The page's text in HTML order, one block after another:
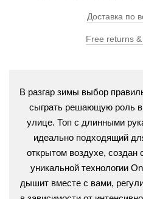
Доставка по
Free returns
В разгар зимы выбор
сыграть решающую роль в
улице. Топ с длинными
идеально подходящий
открытом воздухе, создан
уникальной технологии
дышит вместе с вами,